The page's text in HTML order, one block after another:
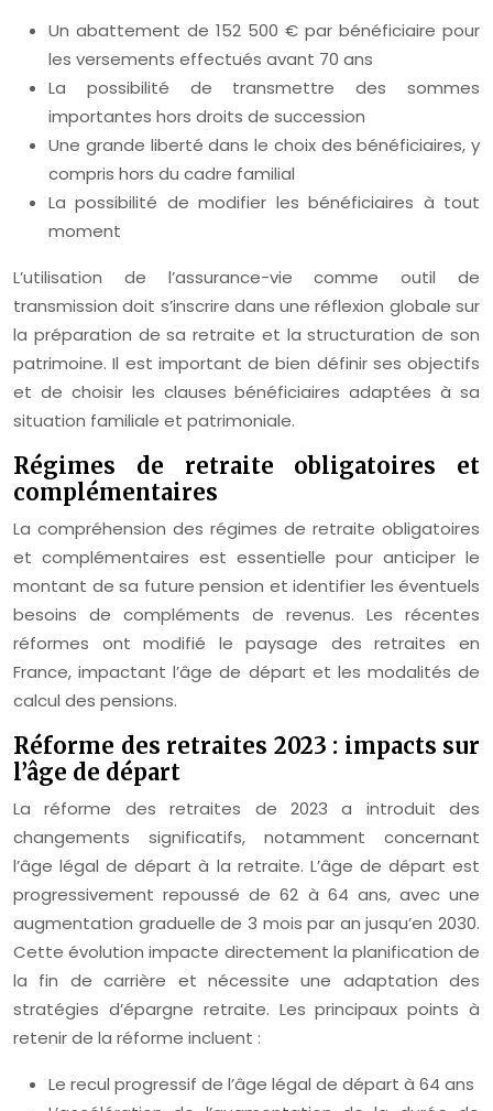
Un abattement de 152 500 € par bénéficiaire pour
les versements effectués avant 70 ans
La possibilité de transmettre des sommes
importantes hors droits de succession
Une grande liberté dans le choix des bénéficiaires, y
compris hors du cadre familial
La possibilité de modifier les bénéficiaires à tout
moment
L’utilisation de l’assurance-vie comme outil de
transmission doit s’inscrire dans une réflexion globale sur
la préparation de sa retraite et la structuration de son
patrimoine. Il est important de bien définir ses objectifs
et de choisir les clauses bénéficiaires adaptées à sa
situation familiale et patrimoniale.
Régimes de retraite obligatoires et
complémentaires
La compréhension des régimes de retraite obligatoires
et complémentaires est essentielle pour anticiper le
montant de sa future pension et identifier les éventuels
besoins de compléments de revenus. Les récentes
réformes ont modifié le paysage des retraites en
France, impactant l’âge de départ et les modalités de
calcul des pensions.
Réforme des retraites 2023 : impacts sur
l’âge de départ
La réforme des retraites de 2023 a introduit des
changements significatifs, notamment concernant
l’âge légal de départ à la retraite. L’âge de départ est
progressivement repoussé de 62 à 64 ans, avec une
augmentation graduelle de 3 mois par an jusqu’en 2030.
Cette évolution impacte directement la planification de
la fin de carrière et nécessite une adaptation des
stratégies d’épargne retraite. Les principaux points à
retenir de la réforme incluent :
Le recul progressif de l’âge légal de départ à 64 ans